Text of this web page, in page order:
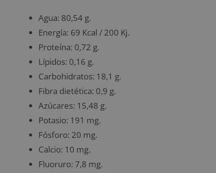
Agua: 80,54 g.
Energía: 69 Kcal / 200 Kj.
Proteína: 0,72 g.
Lípidos: 0,16 g.
Carbohidratos: 18,1 g.
Fibra dietética: 0,9 g.
Azúcares: 15,48 g.
Potasio: 191 mg.
Fósforo: 20 mg.
Calcio: 10 mg.
Fluoruro: 7,8 mg.